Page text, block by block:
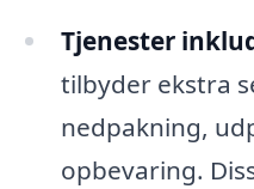
Tjenester
tilbyder ekstra
nedpakning,
opbevaring.